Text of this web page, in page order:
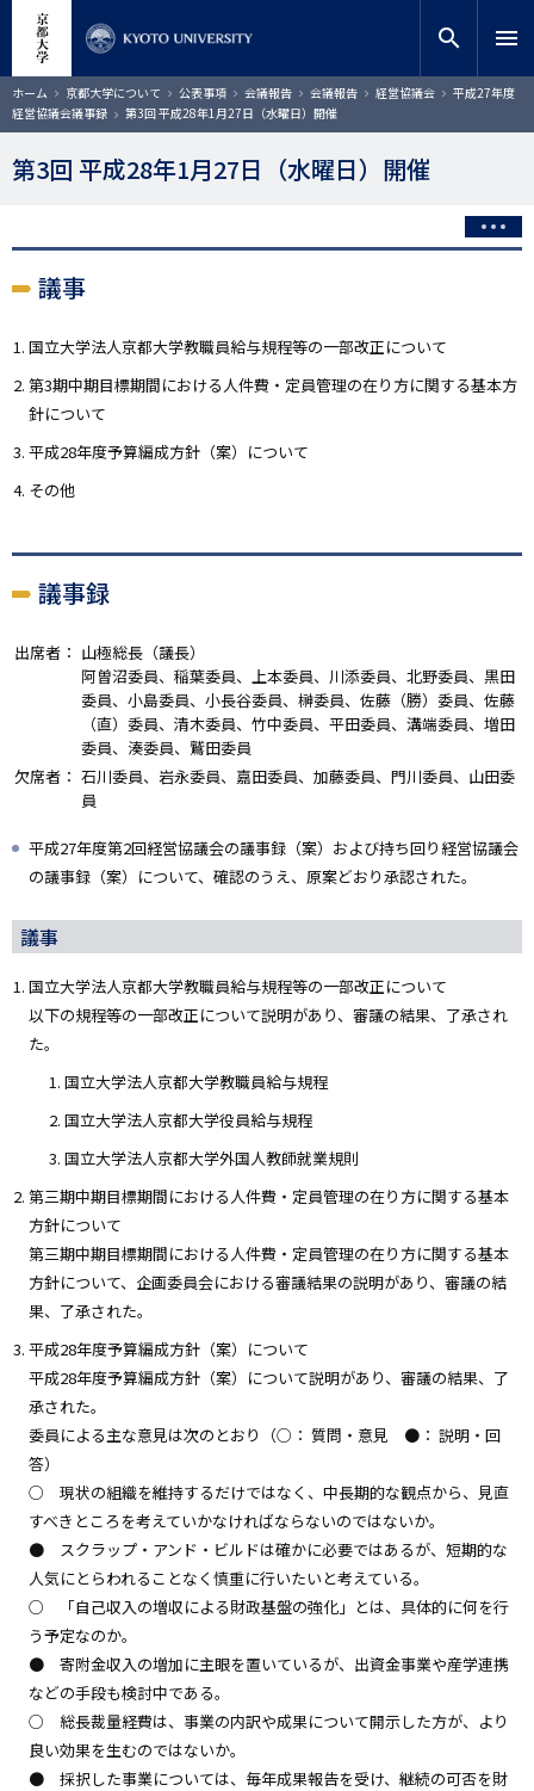
コ
ン
テ
ン
ツ
動
サイト内検索
検索
search menu
ホーム 京都大学について 公表事項 会議報告 会議報告 経営協議会
平成27年度
経営協議会議事録
第3回 平成28年1月27日（水曜日）開催
第3回 平成28年1月27日（水曜日）開催
議事
国立大学法人京都大学教職員給与規程等の一部改正について
第3期中期目標期間における人件費・定員管理の在り方に関する基本方
針について
平成28年度予算編成方針（案）について
その他
議事録
出席者： 山極総長（議長）
阿曽沼委員、稲葉委員、上本委員、川添委員、北野委員、黒田
委員、小島委員、小長谷委員、榊委員、佐藤（勝）委員、佐藤
（直）委員、清木委員、竹中委員、平田委員、溝端委員、増田
委員、湊委員、鷲田委員
欠席者： 石川委員、岩永委員、嘉田委員、加藤委員、門川委員、山田委
員
平成27年度第2回経営協議会の議事録（案）および持ち回り経営協議会
の議事録（案）について、確認のうえ、原案どおり承認された。
議事
国立大学法人京都大学教職員給与規程等の一部改正について
以下の規程等の一部改正について説明があり、審議の結果、了承され
た。
国立大学法人京都大学教職員給与規程
国立大学法人京都大学役員給与規程
国立大学法人京都大学外国人教師就業規則
第三期中期目標期間における人件費・定員管理の在り方に関する基本
方針について
第三期中期目標期間における人件費・定員管理の在り方に関する基本
方針について、企画委員会における審議結果の説明があり、審議の結
果、了承された。
平成28年度予算編成方針（案）について
平成28年度予算編成方針（案）について説明があり、審議の結果、了
承された。
委員による主な意見は次のとおり（○： 質問・意見 ●： 説明・回
答）
○ 現状の組織を維持するだけではなく、中長期的な観点から、見直
すべきところを考えていかなければならないのではないか。
● スクラップ・アンド・ビルドは確かに必要ではあるが、短期的な
人気にとらわれることなく慎重に行いたいと考えている。
○ 「自己収入の増収による財政基盤の強化」とは、具体的に何を行
う予定なのか。
● 寄附金収入の増加に主眼を置いているが、出資金事業や産学連携
などの手段も検討中である。
○ 総長裁量経費は、事業の内訳や成果について開示した方が、より
良い効果を生むのではないか。
● 採択した事業については、毎年成果報告を受け、継続の可否を財